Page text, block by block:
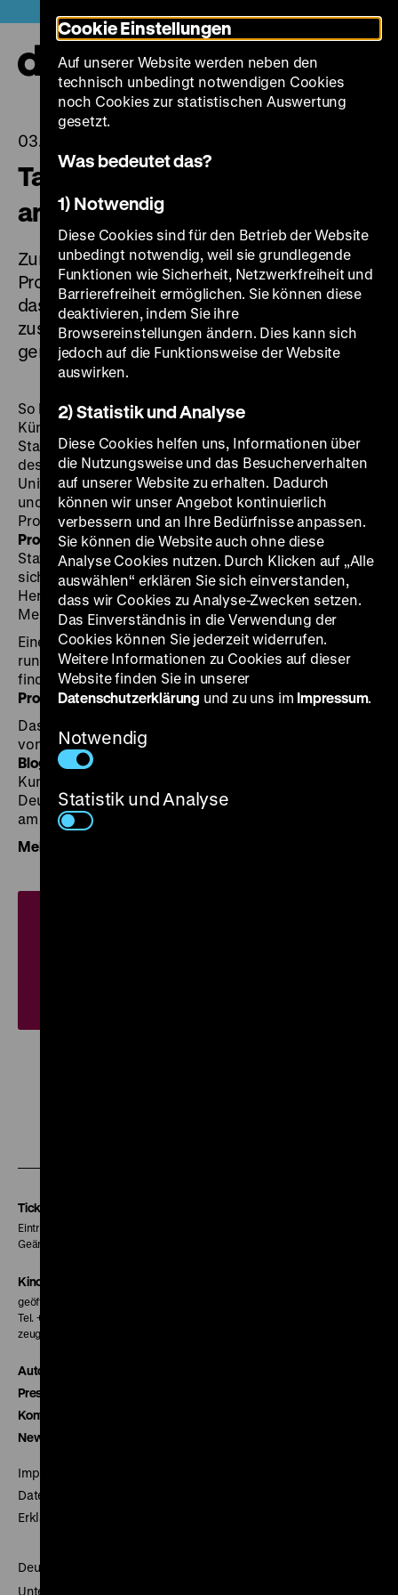
zum
Seiteninhalt
springen
03.04.2024
Tag der Provenienzforschung
am 10. April
Zum 6. Internationalen Tag der
Provenienzforschung am 10. April 2024 bietet
das Deutsche Historische Museum (DHM)
zusammen mit weiteren Institutionen ein
gemeinsames Programm an.
So beteiligen sich neben dem DHM die Akademie der
Künste, das Jüdische Museum Berlin, die
Staatsbibliothek zu Berlin, die Stiftung Topographie
des Terrors, die Universitätsbibliothek der Humboldt-
Universität, das Zentralarchiv der Staatlichen Museen
und die Zentral- und Landesbibliothek an dem
Programm: Im Rahmen von vier geführten
Provenienzspaziergängen
wird an verschiedenen
Stationen im heutigen Berliner Stadtbild auf die noch
sichtbaren Spuren des kolonialen Erbes sowie der NS-
Herrschaft und die Schicksale von verfolgten
Menschen und Institutionen hingewiesen.
Eine Übersicht und Informationen zu allen Aktionen
rund um den Tag der Provenienzforschung 2024
finden Sie auf derWebseite des Arbeitskreises
Provenienzforschung
.
Das DHM beteiligt sich ebenso mit einem Beitrag
von Provenienzforscher Christopher Jütte auf dem
Blog
unter dem Titel „Allerlei Aufkleber – Spuren der
Kunst und Antiquitäten GmbH auf Objekten des
Deutschen Historischen Museums” (Veröffentlichung
am 10. April 2024).
Mehr über die Provenienzforschung am DHM
Tickets
Eintritt 5 €
Geänderte Preise sind im Programm vermerkt.
Kinokasse
geöffnet 30 Minuten vor Beginn der ersten Vorstellung
Tel. + 49 30 20304-770
zeughauskino@dhm.de
Autor*innen
Presse
Kontakt
Newsletter
Impressum
Datenschutz
Erklärung digitale Barrierefreiheit
Deutsches Historisches Museum
Unter den Linden 2
Cookie Einstellungen
Auf unserer Website werden neben den
technisch unbedingt notwendigen Cookies
noch Cookies zur statistischen Auswertung
gesetzt.
Was bedeutet das?
1) Notwendig
Diese Cookies sind für den Betrieb der Website
unbedingt notwendig, weil sie grundlegende
Funktionen wie Sicherheit, Netzwerkfreiheit und
Barrierefreiheit ermöglichen. Sie können diese
deaktivieren, indem Sie ihre
Browsereinstellungen ändern. Dies kann sich
jedoch auf die Funktionsweise der Website
auswirken.
2) Statistik und Analyse
Diese Cookies helfen uns, Informationen über
die Nutzungsweise und das Besucherverhalten
auf unserer Website zu erhalten. Dadurch
können wir unser Angebot kontinuierlich
verbessern und an Ihre Bedürfnisse anpassen.
Sie können die Website auch ohne diese
Analyse Cookies nutzen. Durch Klicken auf „Alle
auswählen“ erklären Sie sich einverstanden,
dass wir Cookies zu Analyse-Zwecken setzen.
Das Einverständnis in die Verwendung der
Cookies können Sie jederzeit widerrufen.
Weitere Informationen zu Cookies auf dieser
Website finden Sie in unserer
Datenschutzerklärung und zu uns im Impressum.
Notwendig
Statistik und Analyse